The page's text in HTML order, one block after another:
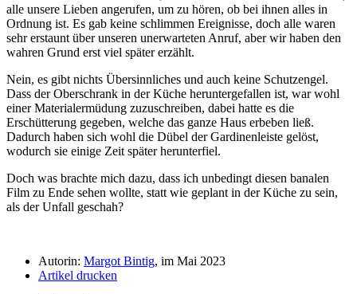
alle unsere Lieben angerufen, um zu hören, ob bei ihnen alles in
Ordnung ist. Es gab keine schlimmen Ereignisse, doch alle waren
sehr erstaunt über unseren unerwarteten Anruf, aber wir haben den
wahren Grund erst viel später erzählt.
Nein, es gibt nichts Übersinnliches und auch keine Schutzengel.
Dass der Oberschrank in der Küche heruntergefallen ist, war wohl
einer Materialermüdung zuzuschreiben, dabei hatte es die
Erschütterung gegeben, welche das ganze Haus erbeben ließ.
Dadurch haben sich wohl die Dübel der Gardinenleiste gelöst,
wodurch sie einige Zeit später herunterfiel.
Doch was brachte mich dazu, dass ich unbedingt diesen banalen
Film zu Ende sehen wollte, statt wie geplant in der Küche zu sein,
als der Unfall geschah?
Autorin: Margot Bintig, im Mai 2023
Artikel drucken